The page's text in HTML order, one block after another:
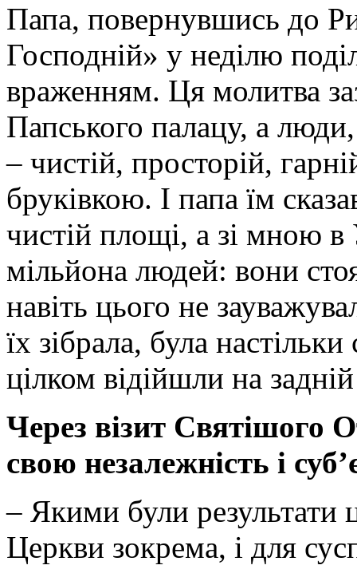
Папа, повернувшись до
Господній» у неділю
враженням. Ця молитва
Папського палацу, а
– чистій, просторій,
бруківкою. І папа їм
чистій площі, а зі мною в
мільйона людей: вони
навіть цього не
їх зібрала, була
цілком відійшли на
Через візит Святішого
свою незалежність і
– Якими були результати
Церкви зокрема, і для